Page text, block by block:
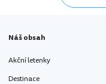
Náš obsah
Akční letenky
Destinace